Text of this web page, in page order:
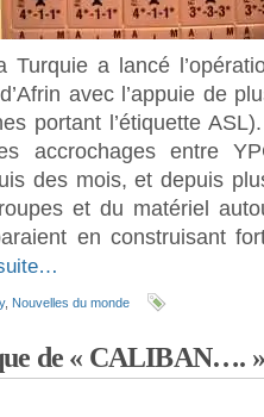
a lancé
avec l’appuie de
portant l’étiquette
accrochages entre
des mois, et depuis
et du matériel
en construisant
, Nouvelles du monde
de « CALIBAN…. »